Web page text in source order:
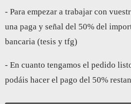
- Para empezar a trabajar con
una paga y señal del 50% del
bancaria (tesis y tfg)
- En cuanto tengamos el pedido
podáis hacer el pago del 50%